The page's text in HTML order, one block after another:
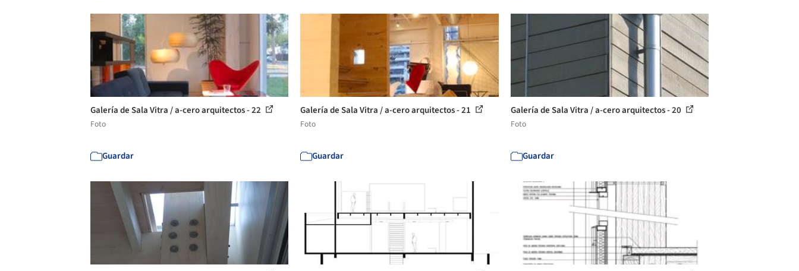
Galería de Sala Vitra / a-cero arquitectos - 22
Foto
Guardar
Galería de Sala Vitra / a-cero arquitectos - 21
Foto
Guardar
Galería de Sala Vitra / a-cero arquitectos - 20
Foto
Guardar